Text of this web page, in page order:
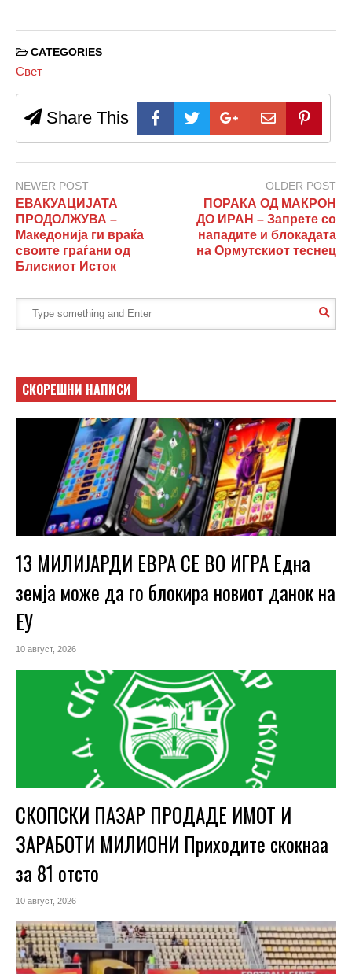
CATEGORIES
Свет
Share This
NEWER POST
ЕВАКУАЦИЈАТА
ПРОДОЛЖУВА –
Македонија ги враќа
своите граѓани од
Блискиот Исток
OLDER POST
ПОРАКА ОД МАКРОН
ДО ИРАН – Запрете со
нападите и блокадата
на Ормутскиот теснец
СКОРЕШНИ НАПИСИ
13 МИЛИЈАРДИ ЕВРА СЕ ВО ИГРА Една
земја може да го блокира новиот данок на
ЕУ
10 август, 2026
СКОПСКИ ПАЗАР ПРОДАДЕ ИМОТ И
ЗАРАБОТИ МИЛИОНИ Приходите скокнаа
за 81 отсто
10 август, 2026